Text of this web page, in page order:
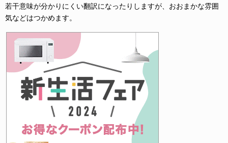
若干意味が分かりにくい翻訳になったりしますが、おおまかな雰囲
気などはつかめます。